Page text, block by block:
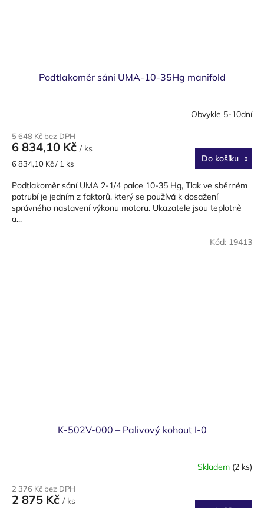
Podtlakoměr sání UMA-10-35Hg manifold
Obvykle 5-10dní
5 648 Kč bez DPH
6 834,10 Kč / ks
Měrná
6 834,10 Kč / 1 ks Do košíku
Podtlakoměr sání UMA 2-1/4 palce 10-35 Hg, Tlak ve sběrném
potrubí je jedním z faktorů, který se používá k dosažení
správného nastavení výkonu motoru. Ukazatele jsou teplotně
a...
K-502V-000 – Palivový kohout I-0
Skladem (2 ks)
2 376 Kč bez DPH
2 875 Kč / ks
Kód: 19413